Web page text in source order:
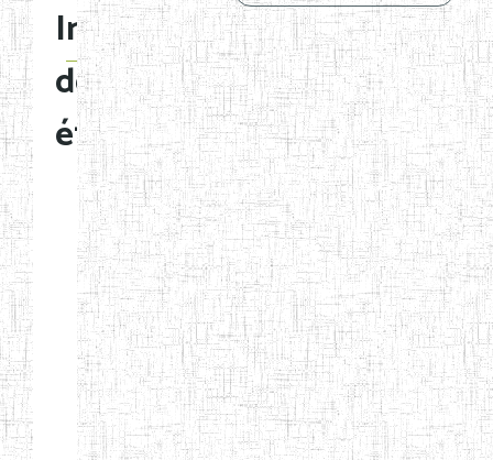
Immatriculation
des
établissements
Etablissements
d'enseignement
normal
ENI